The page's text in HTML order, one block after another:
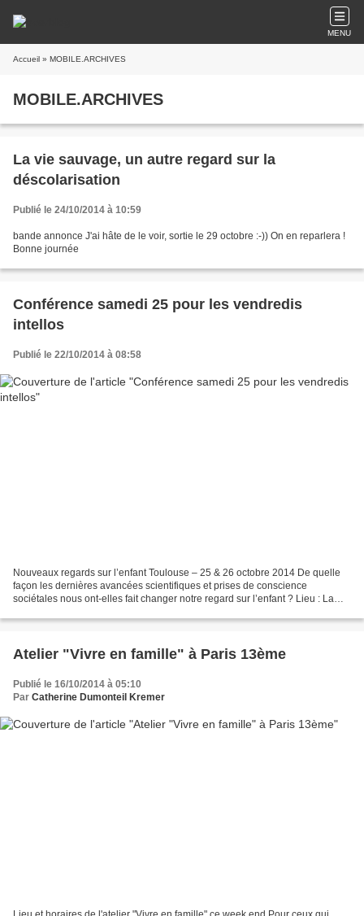
MENU
Accueil » MOBILE.ARCHIVES
MOBILE.ARCHIVES
La vie sauvage, un autre regard sur la
déscolarisation
Publié le 24/10/2014 à 10:59
bande annonce J'ai hâte de le voir, sortie le 29 octobre :-)) On en reparlera !
Bonne journée
Conférence samedi 25 pour les vendredis
intellos
Publié le 22/10/2014 à 08:58
Nouveaux regards sur l’enfant Toulouse – 25 & 26 octobre 2014 De quelle
façon les dernières avancées scientifiques et prises de conscience
sociétales nous ont-elles fait changer notre regard sur l’enfant ? Lieu : La
Atelier "Vivre en famille" à Paris 13ème
Publié le 16/10/2014 à 05:10
Par Catherine Dumonteil Kremer